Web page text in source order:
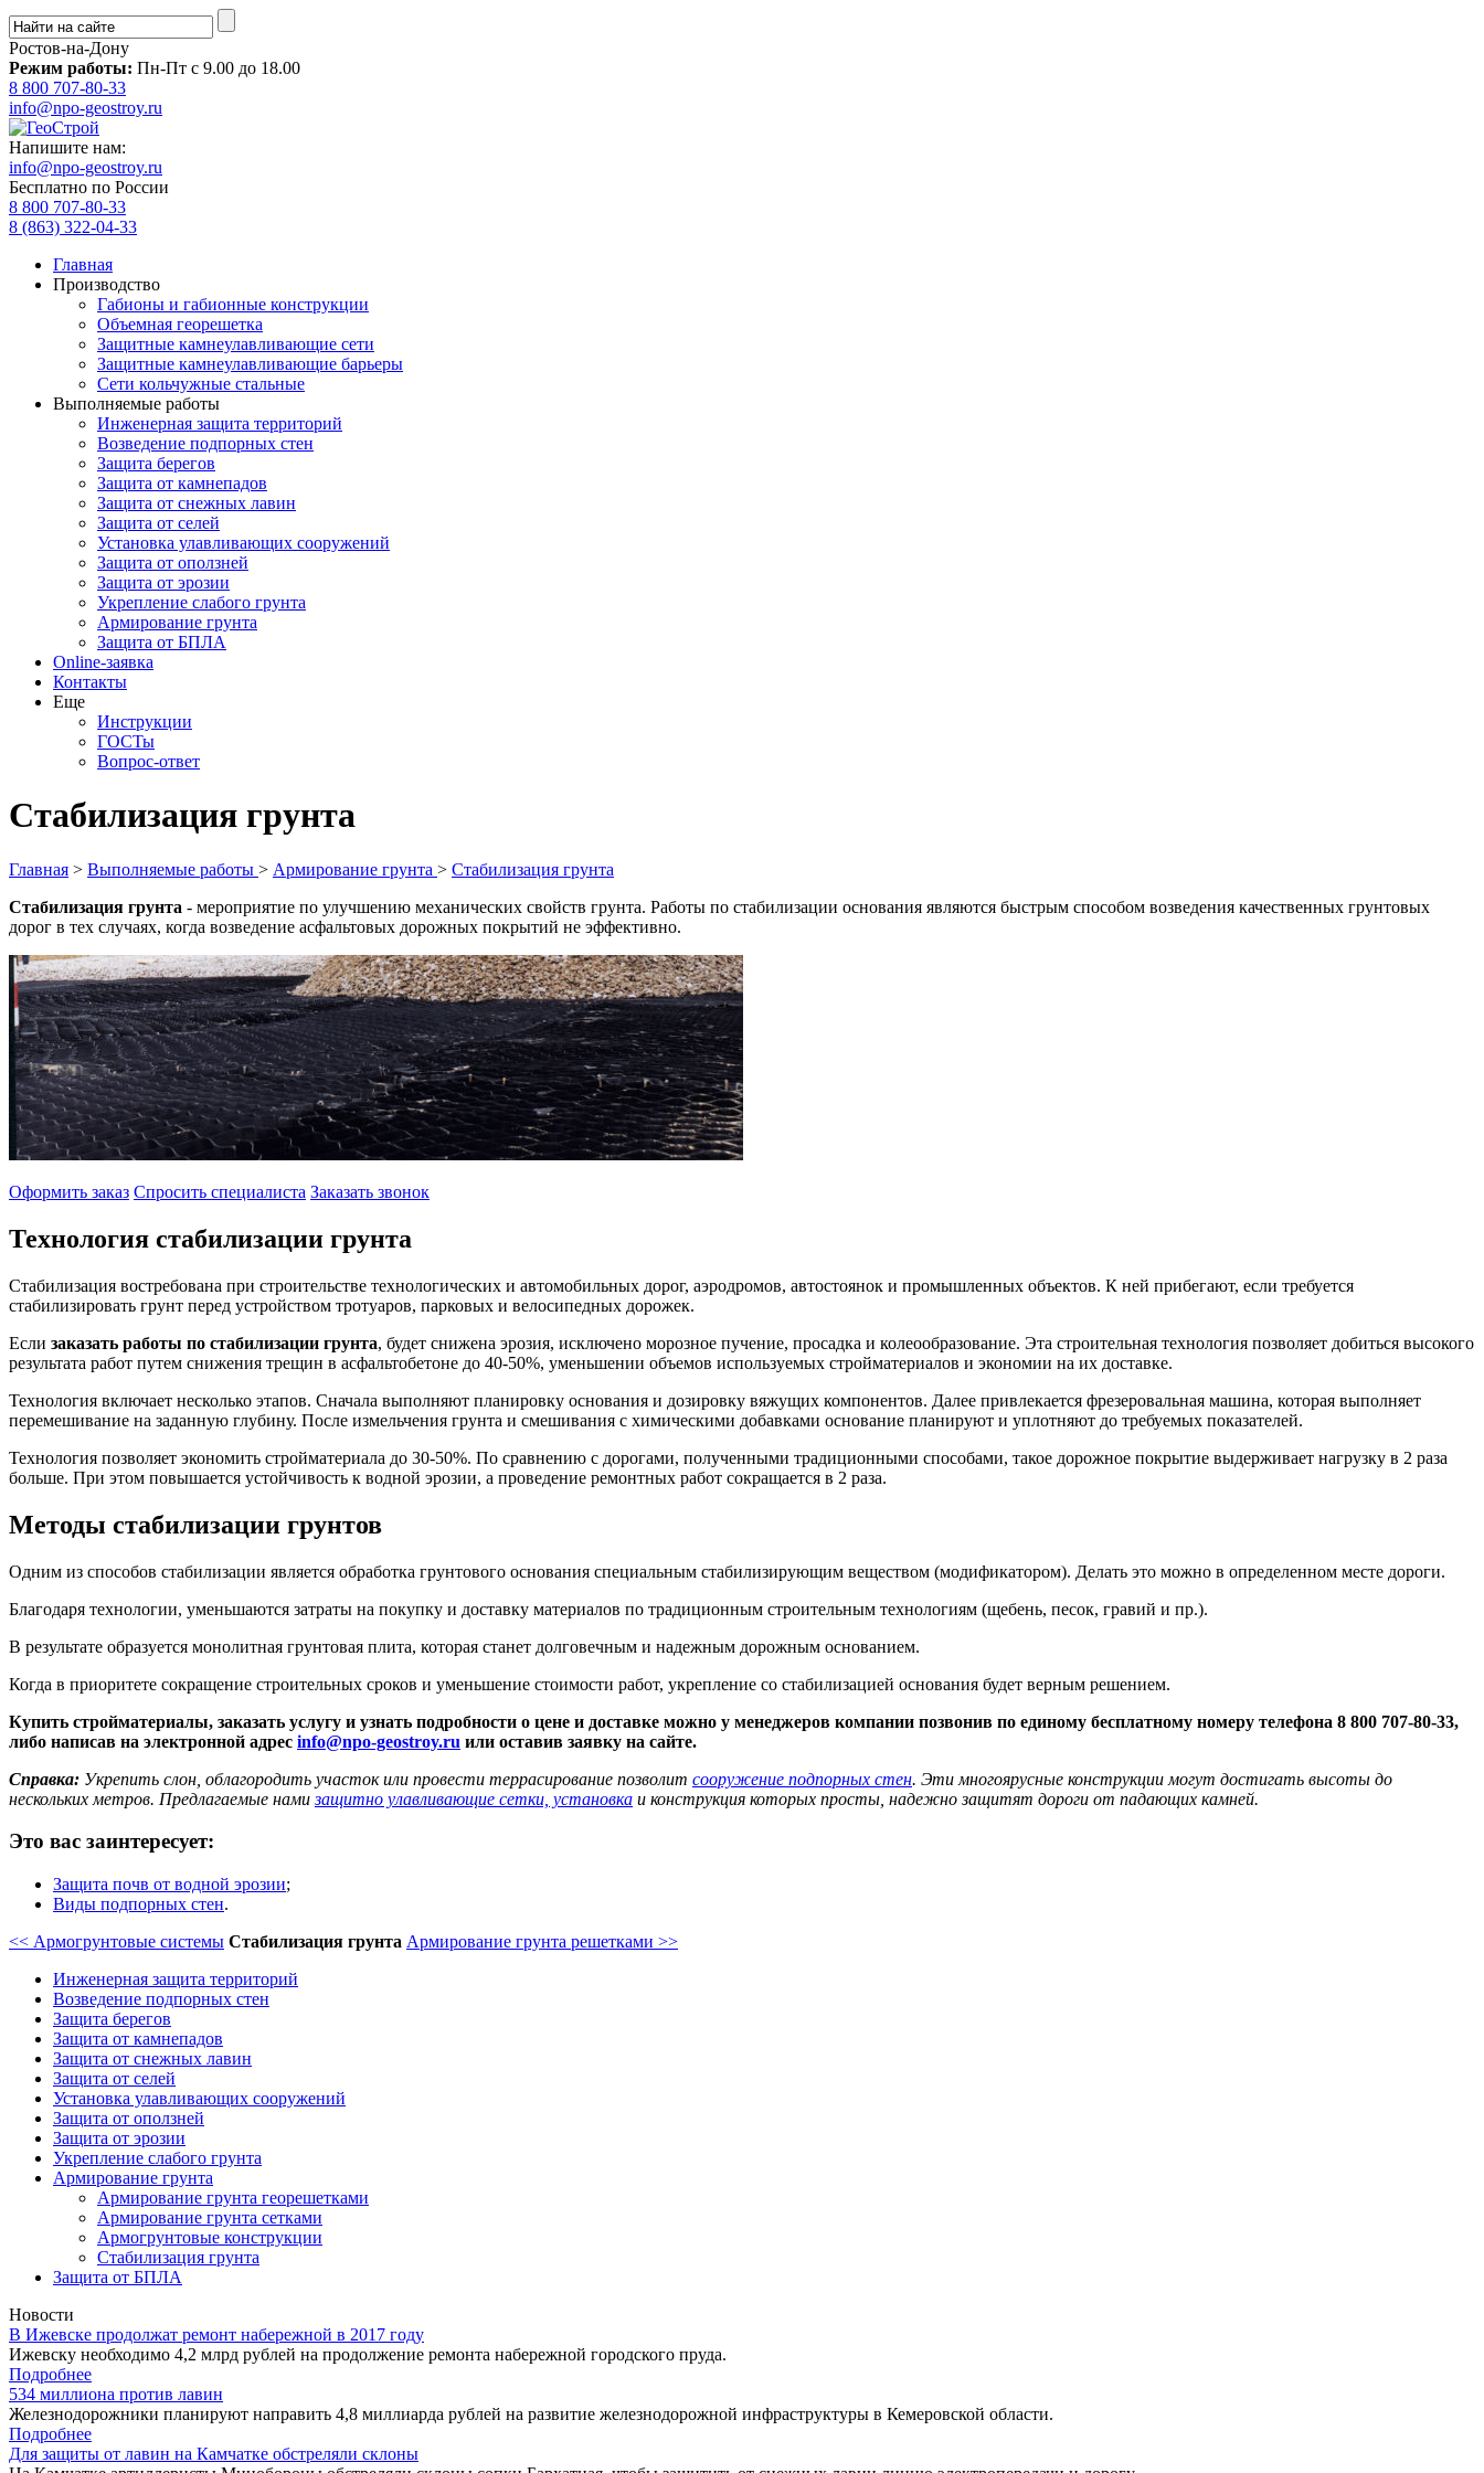
Ростов-на-Дону
Режим работы: Пн-Пт с 9.00 до 18.00
8 800 707-80-33
info@npo-geostroy.ru
Напишите нам:
info@npo-geostroy.ru
Бесплатно по России
8 800 707-80-33
8 (863) 322-04-33
Главная
Производство
Габионы и габионные конструкции
Объемная георешетка
Защитные камнеулавливающие сети
Защитные камнеулавливающие барьеры
Сети кольчужные стальные
Выполняемые работы
Инженерная защита территорий
Возведение подпорных стен
Защита берегов
Защита от камнепадов
Защита от снежных лавин
Защита от селей
Установка улавливающих сооружений
Защита от оползней
Защита от эрозии
Укрепление слабого грунта
Армирование грунта
Защита от БПЛА
Online-заявка
Контакты
Еще
Инструкции
ГОСТы
Вопрос-ответ
Стабилизация грунта
Главная > Выполняемые работы > Армирование грунта > Стабилизация грунта
Стабилизация грунта - мероприятие по улучшению механических свойств грунта. Работы по стабилизации основания являются быстрым способом возведения качественных грунтовых
дорог в тех случаях, когда возведение асфальтовых дорожных покрытий не эффективно.
Оформить заказ Спросить специалиста Заказать звонок
Технология стабилизации грунта
Стабилизация востребована при строительстве технологических и автомобильных дорог, аэродромов, автостоянок и промышленных объектов. К ней прибегают, если требуется
стабилизировать грунт перед устройством тротуаров, парковых и велосипедных дорожек.
Если заказать работы по стабилизации грунта, будет снижена эрозия, исключено морозное пучение, просадка и колеообразование. Эта строительная технология позволяет добиться высокого
результата работ путем снижения трещин в асфальтобетоне до 40-50%, уменьшении объемов используемых стройматериалов и экономии на их доставке.
Технология включает несколько этапов. Сначала выполняют планировку основания и дозировку вяжущих компонентов. Далее привлекается фрезеровальная машина, которая выполняет
перемешивание на заданную глубину. После измельчения грунта и смешивания с химическими добавками основание планируют и уплотняют до требуемых показателей.
Технология позволяет экономить стройматериала до 30-50%. По сравнению с дорогами, полученными традиционными способами, такое дорожное покрытие выдерживает нагрузку в 2 раза
больше. При этом повышается устойчивость к водной эрозии, а проведение ремонтных работ сокращается в 2 раза.
Методы стабилизации грунтов
Одним из способов стабилизации является обработка грунтового основания специальным стабилизирующим веществом (модификатором). Делать это можно в определенном месте дороги.
Благодаря технологии, уменьшаются затраты на покупку и доставку материалов по традиционным строительным технологиям (щебень, песок, гравий и пр.).
В результате образуется монолитная грунтовая плита, которая станет долговечным и надежным дорожным основанием.
Когда в приоритете сокращение строительных сроков и уменьшение стоимости работ, укрепление со стабилизацией основания будет верным решением.
Купить стройматериалы, заказать услугу и узнать подробности о цене и доставке можно у менеджеров компании позвонив по единому бесплатному номеру телефона 8 800 707-80-33,
либо написав на электронной адрес info@npo-geostroy.ru или оставив заявку на сайте.
Справка: Укрепить слон, облагородить участок или провести террасирование позволит сооружение подпорных стен. Эти многоярусные конструкции могут достигать высоты до
нескольких метров. Предлагаемые намизащитно улавливающие сетки, установка и конструкция которых просты, надежно защитят дороги от падающих камней.
Это вас заинтересует:
Защита почв от водной эрозии;
Виды подпорных стен.
<< Армогрунтовые системы Стабилизация грунта Армирование грунта решетками >>
Инженерная защита территорий
Возведение подпорных стен
Защита берегов
Защита от камнепадов
Защита от снежных лавин
Защита от селей
Установка улавливающих сооружений
Защита от оползней
Защита от эрозии
Укрепление слабого грунта
Армирование грунта
Армирование грунта георешетками
Армирование грунта сетками
Армогрунтовые конструкции
Стабилизация грунта
Защита от БПЛА
Новости
В Ижевске продолжат ремонт набережной в 2017 году
Ижевску необходимо 4,2 млрд рублей на продолжение ремонта набережной городского пруда.
Подробнее
534 миллиона против лавин
Железнодорожники планируют направить 4,8 миллиарда рублей на развитие железнодорожной инфраструктуры в Кемеровской области.
Подробнее
Для защиты от лавин на Камчатке обстреляли склоны